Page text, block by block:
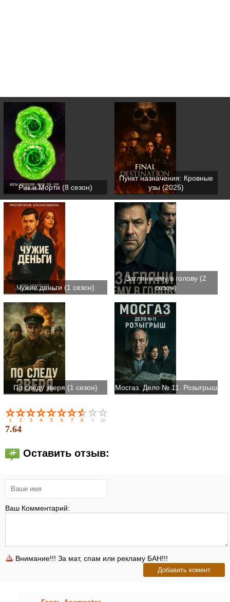
Рик и Морти (8 сезон)
Пункт назначения: Кровные
узы (2025)
Чужие деньги (1 сезон)
Загляни ему в голову (2
сезон)
По следу зверя (1 сезон) Мосгаз. Дело № 11. Розыгрыш
7.64
Оставить отзыв:
Ваш Комментарий:
Внимание!!! За мат, спам или рекламу БАН!!!